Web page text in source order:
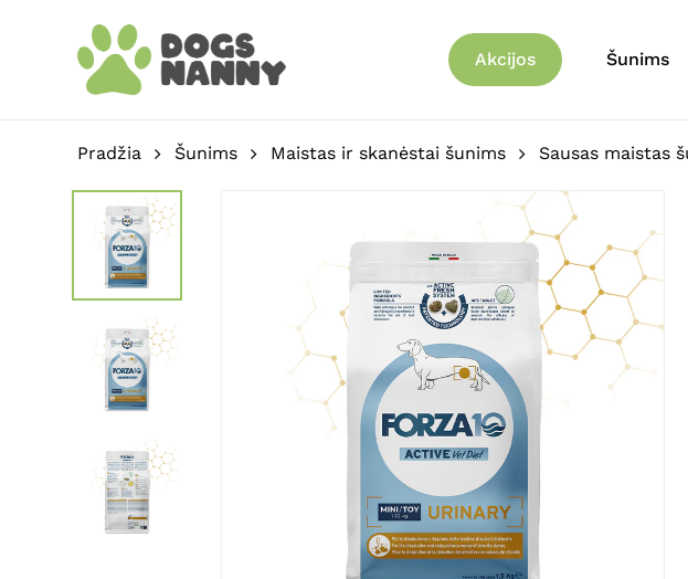
Akcijos Šunims
Pradžia Šunims Maistas ir skanėstai šunims Sausas maistas